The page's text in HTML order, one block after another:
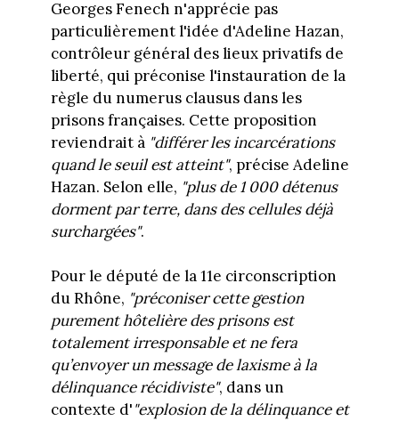
Georges Fenech n'apprécie pas
particulièrement l'idée d'Adeline Hazan,
contrôleur général des lieux privatifs de
liberté, qui préconise l'instauration de la
règle du numerus clausus dans les
prisons françaises. Cette proposition
reviendrait à "différer les incarcérations
quand le seuil est atteint", précise Adeline
Hazan. Selon elle, "plus de 1 000 détenus
dorment par terre, dans des cellules déjà
surchargées".
Pour le député de la 11e circonscription
du Rhône, "préconiser cette gestion
purement hôtelière des prisons est
totalement irresponsable et ne fera
qu’envoyer un message de laxisme à la
délinquance récidiviste", dans un
contexte d'"explosion de la délinquance et